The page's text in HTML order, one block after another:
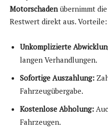
Motorschadenübernimmt
Restwert direkt aus. Vorteile:
Unkomplizierte
langen Verhandlungen.
Sofortige Auszahlung:
Fahrzeugübergabe.
Kostenlose Abholung:
Fahrzeugen.